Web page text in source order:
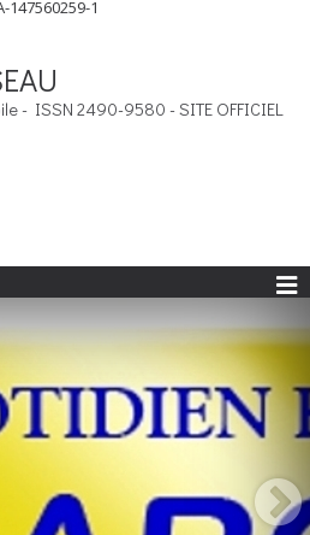
147560259-1
- ISSN 2490-9580 - SITE OFFICIEL